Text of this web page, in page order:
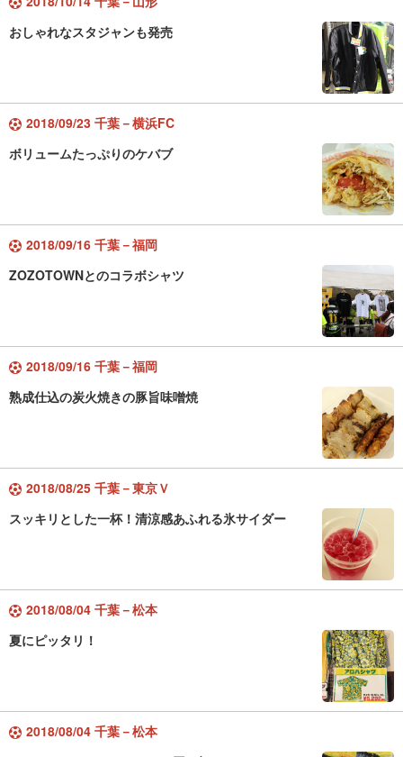
おしゃれなスタジャンも発売
2018/09/23 千葉－横浜FC
ボリュームたっぷりのケバブ
2018/09/16 千葉－福岡
ZOZOTOWNとのコラボシャツ
2018/09/16 千葉－福岡
熟成仕込の炭火焼きの豚旨味噌焼
2018/08/25 千葉－東京Ｖ
スッキリとした一杯！清涼感あふれる氷サイダー
2018/08/04 千葉－松本
夏にピッタリ！
2018/08/04 千葉－松本